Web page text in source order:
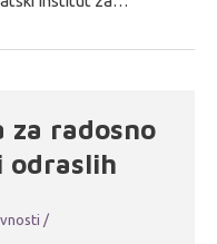
za radosno
odraslih
/